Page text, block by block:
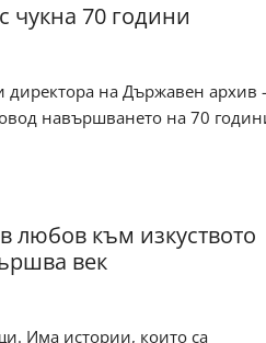
чукна 70 години
на Държавен архив
навършването на 70
любов към изкуството
век
Има истории, които са